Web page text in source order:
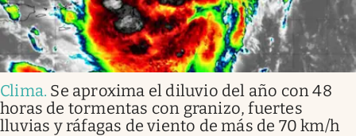
Clima. Se aproxima el diluvio del año con 48
horas de tormentas con granizo, fuertes
lluvias y ráfagas de viento de más de 70 km/h